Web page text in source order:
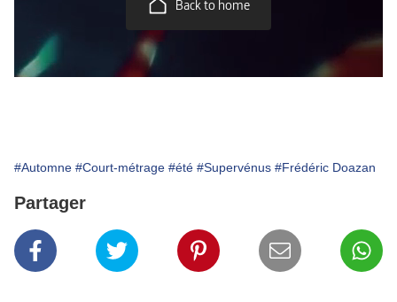
#Automne #Court-métrage #été #Supervénus #Frédéric Doazan
Partager